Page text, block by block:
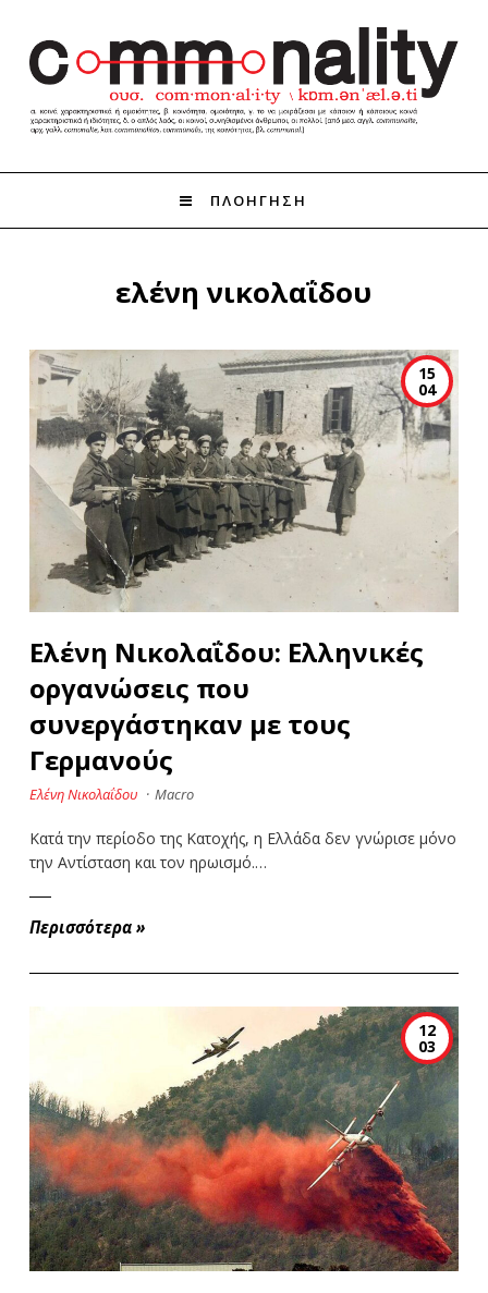
ΠΛΟΗΓΗΣΗ
ελένη νικολαΐδου
15
04
Ελένη Νικολαΐδου: Ελληνικές
οργανώσεις που
συνεργάστηκαν με τους
Γερμανούς
Ελένη Νικολαΐδου · Macro
Κατά την περίοδο της Κατοχής, η Ελλάδα δεν γνώρισε μόνο
την Αντίσταση και τον ηρωισμό.…
Περισσότερα »
12
03